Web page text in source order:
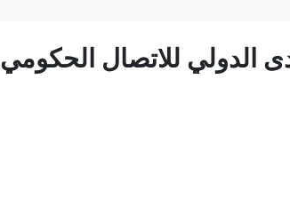
الدولي للاتصال الحكومي